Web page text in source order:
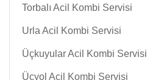
Torbalı Acil Kombi Servisi
Urla Acil Kombi Servisi
Üçkuyular Acil Kombi Servisi
Üçyol Acil Kombi Servisi